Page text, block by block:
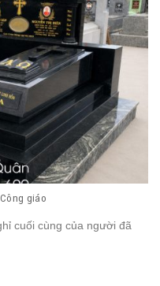
giáo
cuối cùng của người đã